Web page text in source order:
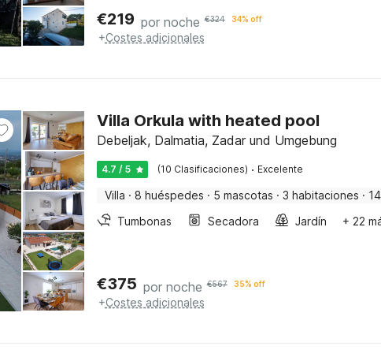
€219 por noche €324 34% off
+Costes adicionales
Villa Orkula with heated pool
Debeljak, Dalmatia, Zadar und Umgebung
4.7 / 5 (10 Clasificaciones) · Excelente
Villa · 8 huéspedes · 5 mascotas · 3 habitaciones ·
Tumbonas
Secadora Jardín + 22
€375 por noche €567 35% off
+Costes adicionales